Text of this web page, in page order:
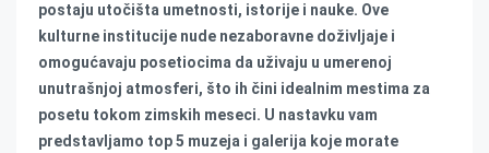
postaju utočišta umetnosti, istorije i nauke. Ove
kulturne institucije nude nezaboravne doživljaje i
omogućavaju posetiocima da uživaju u umerenoj
unutrašnjoj atmosferi, što ih čini idealnim mestima za
posetu tokom zimskih meseci. U nastavku vam
predstavljamo top 5 muzeja i galerija koje morate